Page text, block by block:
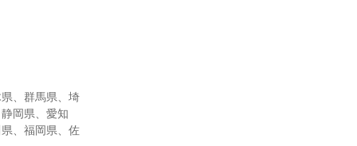
、群馬県、埼
岡県、愛知
、福岡県、佐